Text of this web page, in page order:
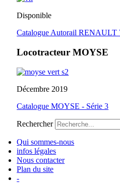
Disponible
Catalogue Autorail RENAULT
Locotracteur MOYSE
Décembre 2019
Catalogue MOYSE - Série 3
Rechercher
Qui sommes-nous
infos légales
Nous contacter
Plan du site
-